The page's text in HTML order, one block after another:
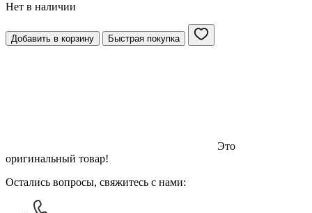
Нет в наличии
Добавить в корзину Быстрая покупка
Это
оригинальный товар!
Остались вопросы, свяжитесь с нами: